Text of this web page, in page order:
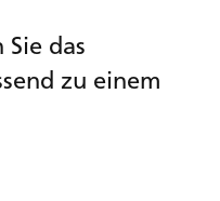
das
zu einem